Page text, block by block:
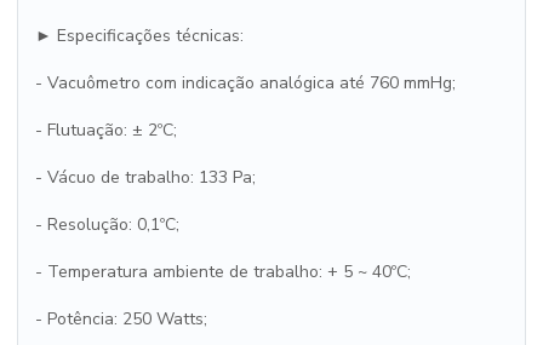
► Especificações técnicas:
- Vacuômetro com indicação analógica até 760 mmHg;
- Flutuação: ± 2ºC;
- Vácuo de trabalho: 133 Pa;
- Resolução: 0,1ºC;
- Temperatura ambiente de trabalho: + 5 ~ 40ºC;
- Potência: 250 Watts;